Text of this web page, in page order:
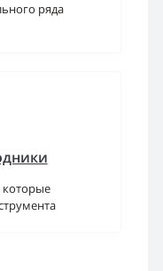
ряда
которые